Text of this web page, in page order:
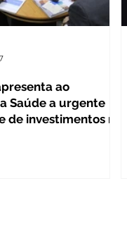
ao
Saúde a urgente
de investimentos no